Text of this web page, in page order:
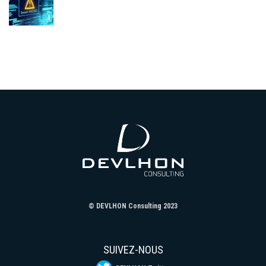
© DEVLHON Consulting 2023
SUIVEZ-NOUS